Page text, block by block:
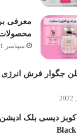
معرفی
سپتامبر 1, 2024